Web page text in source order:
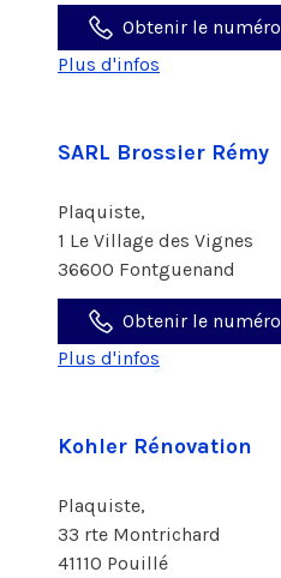
Obtenir le numéro
Plus d'infos
SARL Brossier Rémy
Plaquiste,
1 Le Village des Vignes
36600 Fontguenand
Obtenir le numéro
Plus d'infos
Kohler Rénovation
Plaquiste,
33 rte Montrichard
41110 Pouillé